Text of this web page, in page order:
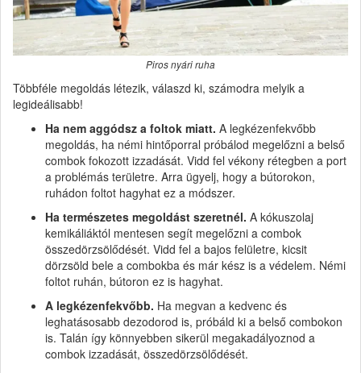
Piros nyári ruha
Többféle megoldás létezik, válaszd ki, számodra melyik a
legideálisabb!
Ha nem aggódsz a foltok miatt. A legkézenfekvőbb
megoldás, ha némi hintőporral próbálod megelőzni a belső
combok fokozott izzadását. Vidd fel vékony rétegben a port
a problémás területre. Arra ügyelj, hogy a bútorokon,
ruhádon foltot hagyhat ez a módszer.
Ha természetes megoldást szeretnél. A kókuszolaj
kemikáliáktól mentesen segít megelőzni a combok
összedörzsölődését. Vidd fel a bajos felületre, kicsit
dörzsöld bele a combokba és már kész is a védelem. Némi
foltot ruhán, bútoron ez is hagyhat.
A legkézenfekvőbb. Ha megvan a kedvenc és
leghatásosabb dezodorod is, próbáld ki a belső combokon
is. Talán így könnyebben sikerül megakadályoznod a
combok izzadását, összedörzsölődését.